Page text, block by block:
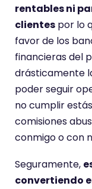
rentables ni
clientes por lo
favor de los
financieras del
drásticamente
poder seguir
no cumplir
comisiones
conmigo o con
Seguramente,
convertiendo